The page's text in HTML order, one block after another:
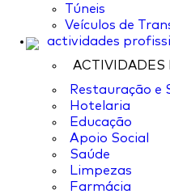
Túneis
Veículos de
actividades
ACTIVIDADES
Restauração e
Hotelaria
Educação
Apoio Social
Saúde
Limpezas
Farmácia